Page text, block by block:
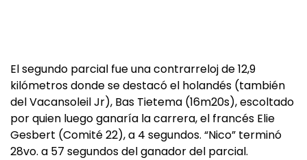
El segundo parcial fue una contrarreloj de 12,9
kilómetros donde se destacó el holandés (también
del Vacansoleil Jr), Bas Tietema (16m20s), escoltado
por quien luego ganaría la carrera, el francés Elie
Gesbert (Comité 22), a 4 segundos. “Nico” terminó
28vo. a 57 segundos del ganador del parcial.